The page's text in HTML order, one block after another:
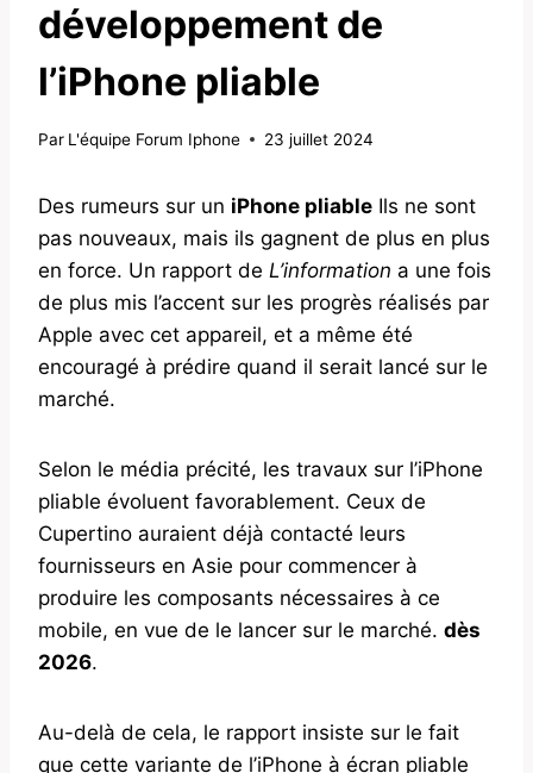
développement de
l’iPhone pliable
Par L'équipe Forum Iphone 23 juillet 2024
Des rumeurs sur un iPhone pliable Ils ne sont
pas nouveaux, mais ils gagnent de plus en plus
en force. Un rapport de L’information a une fois
de plus mis l’accent sur les progrès réalisés par
Apple avec cet appareil, et a même été
encouragé à prédire quand il serait lancé sur le
marché.
Selon le média précité, les travaux sur l’iPhone
pliable évoluent favorablement. Ceux de
Cupertino auraient déjà contacté leurs
fournisseurs en Asie pour commencer à
produire les composants nécessaires à ce
mobile, en vue de le lancer sur le marché. dès
2026.
Au-delà de cela, le rapport insiste sur le fait
que cette variante de l’iPhone à écran pliable